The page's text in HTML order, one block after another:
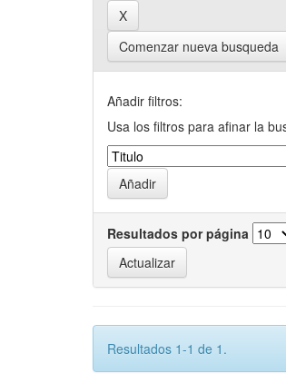
Comenzar nueva busqueda
Añadir filtros:
Usa los filtros para afinar la
Resultados por página
Resultados 1-1 de 1.